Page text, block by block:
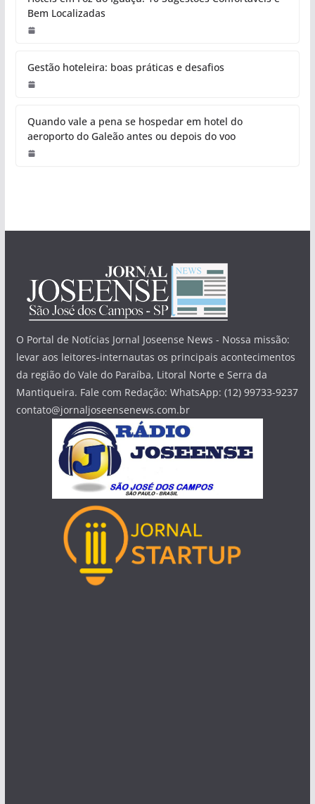
Bem Localizadas
Gestão hoteleira: boas práticas e desafios
Quando vale a pena se hospedar em hotel do
aeroporto do Galeão antes ou depois do voo
O Portal de Notícias Jornal Joseense News - Nossa missão:
levar aos leitores-internautas os principais acontecimentos
da região do Vale do Paraíba, Litoral Norte e Serra da
Mantiqueira. Fale com Redação: WhatsApp: (12) 99733-9237
contato@jornaljoseensenews.com.br